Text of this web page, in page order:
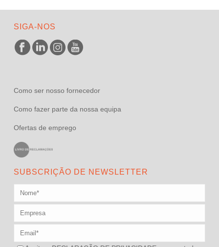
SIGA-NOS
Como ser nosso fornecedor
Como fazer parte da nossa equipa
Ofertas de emprego
SUBSCRIÇÃO DE NEWSLETTER